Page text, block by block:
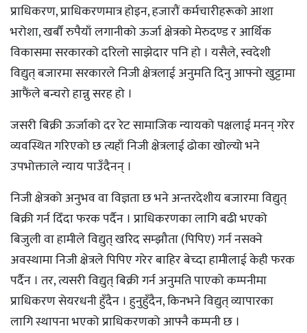
प्राधिकरण, प्राधिकरणमात्र होइन, हजारौं कर्मचारीहरूको आशा
भरोशा, खर्बौं रुपैयाँ लगानीको ऊर्जा क्षेत्रको मेरुदण्ड र आर्थिक
विकासमा सरकारको दरिलो साझेदार पनि हो । यसैले, स्वदेशी
विद्युत् बजारमा सरकारले निजी क्षेत्रलाई अनुमति दिनु आफ्नो खुट्टामा
आफैंले बन्चरो हान्नु सरह हो ।
जसरी बिक्री ऊर्जाको दर रेट सामाजिक न्यायको पक्षलाई मनन् गरेर
व्यवस्थित गरिएको छ त्यहाँ निजी क्षेत्रलाई ढोका खोल्यो भने
उपभोक्ताले न्याय पाउँदैनन् ।
निजी क्षेत्रको अनुभव वा विज्ञता छ भने अन्तरदेशीय बजारमा विद्युत्
बिक्री गर्न दिँदा फरक पर्दैन । प्राधिकरणका लागि बढी भएको
बिजुली वा हामीले विद्युत् खरिद सम्झौता (पिपिए) गर्न नसक्ने
अवस्थामा निजी क्षेत्रले पिपिए गरेर बाहिर बेच्दा हामीलाई केही फरक
पर्दैन । तर, त्यसरी विद्युत् बिक्री गर्न अनुमति पाएको कम्पनीमा
प्राधिकरण सेयरधनी हुँदैन । हुनुहुँदैन, किनभने विद्युत् व्यापारका
लागि स्थापना भएको प्राधिकरणको आफ्नै कम्पनी छ ।